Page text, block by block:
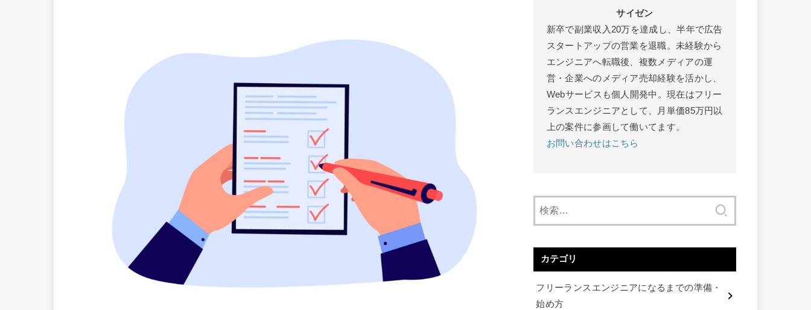
サイゼン
新卒で副業収入20万を達成し、半年で広告
スタートアップの営業を退職。未経験から
エンジニアへ転職後、複数メディアの運
営・企業へのメディア売却経験を活かし、
Webサービスも個人開発中。現在はフリー
ランスエンジニアとして、月単価85万円以
上の案件に参画して働いてます。
お問い合わせはこちら
カテゴリ
フリーランスエンジニアになるまでの準備・
始め方